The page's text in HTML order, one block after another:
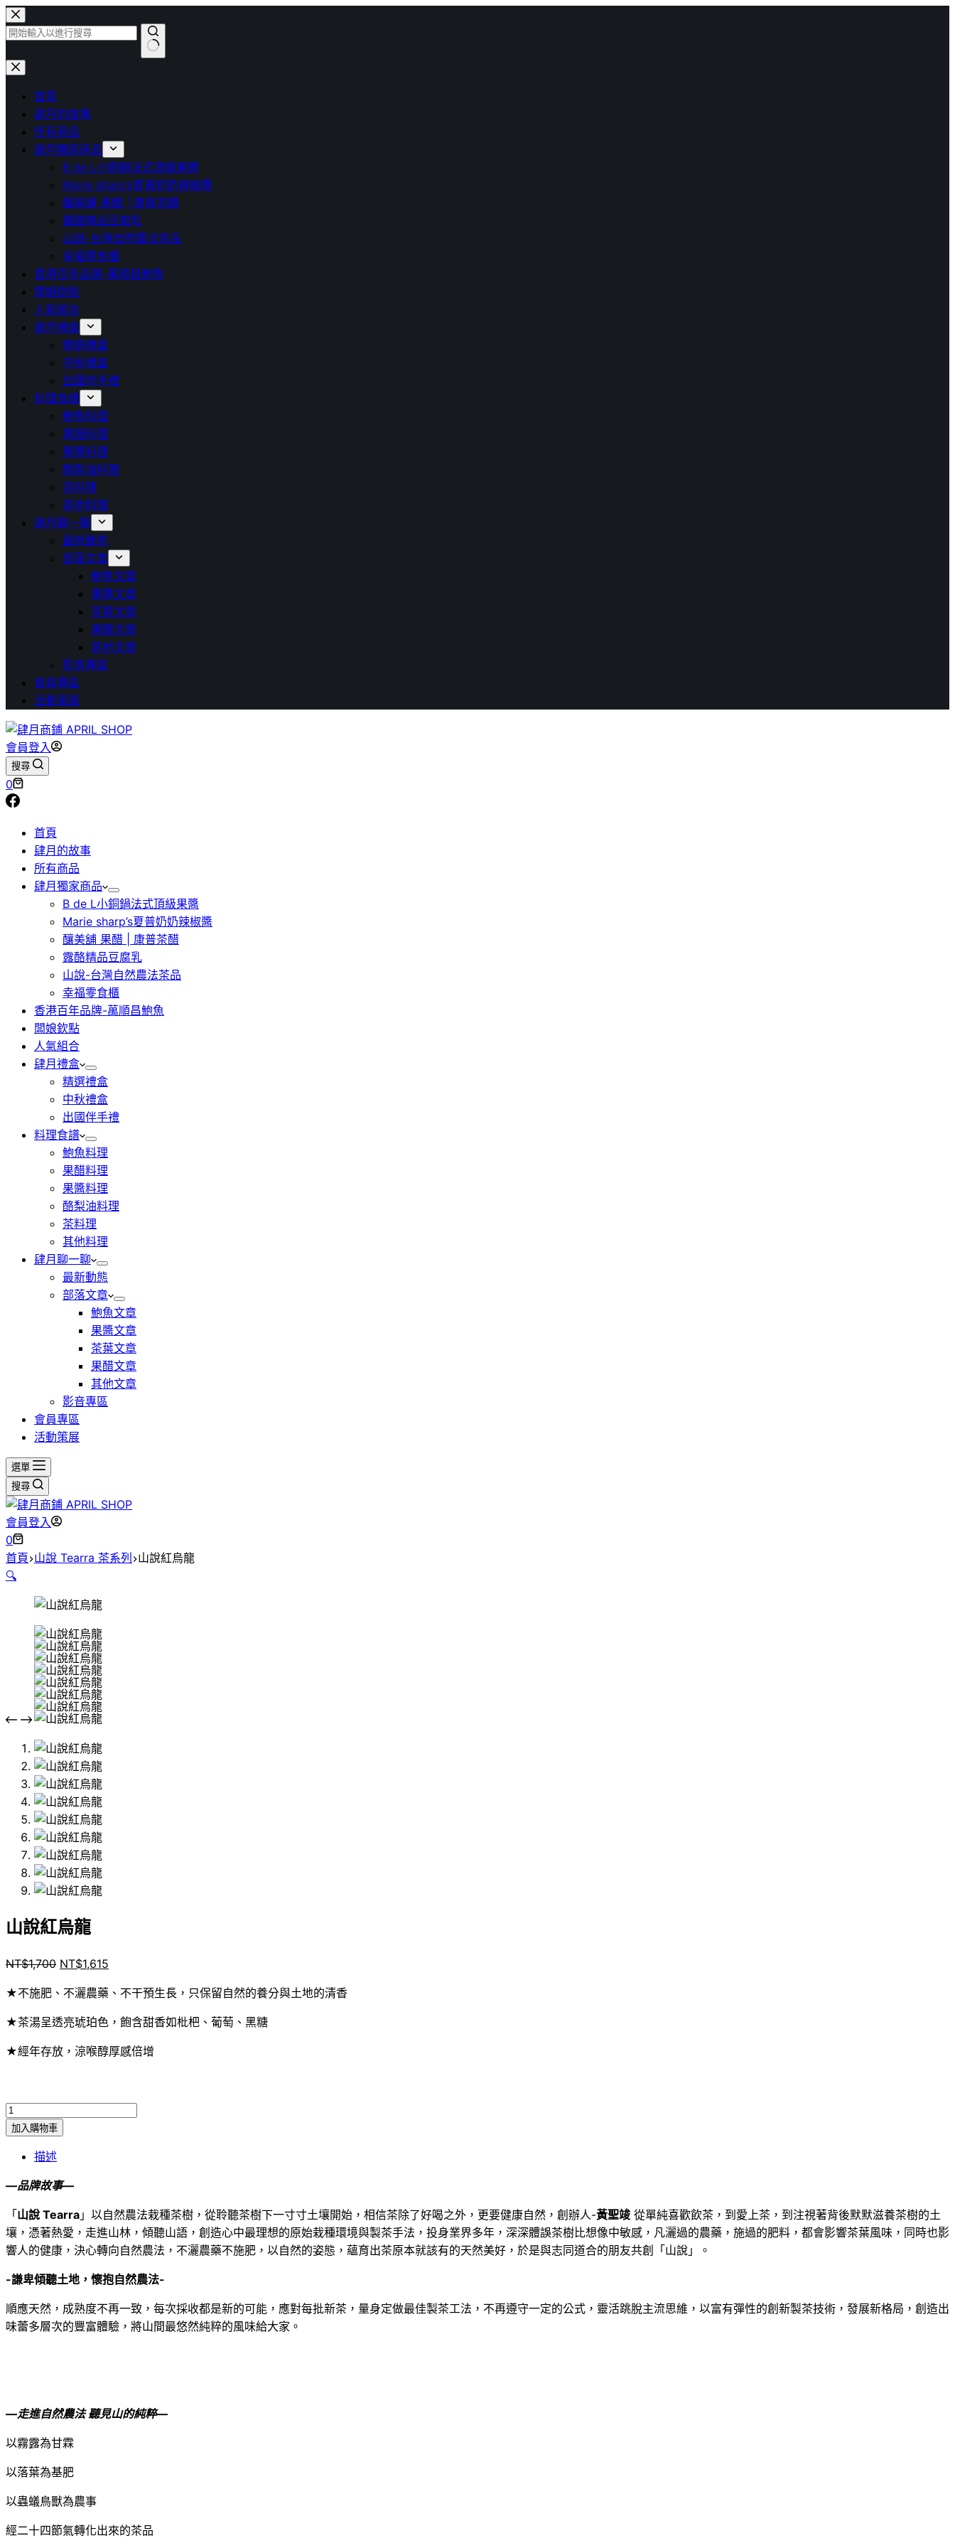
跳
至
要
找
首頁
肆月的故事
所有商品
肆月獨家商品
B de L小銅鍋法式頂級果醬
Marie sharp’s夏普奶奶辣椒醬
釀美舖 果醋 | 康普茶醋
露酪精品豆腐乳
山說-台灣自然農法茶品
幸福零食櫃
香港百年品牌-萬順昌鮑魚
闆娘欽點
人氣組合
肆月禮盒
精選禮盒
中秋禮盒
出國伴手禮
料理食譜
鮑魚料理
果醋料理
果醬料理
酪梨油料理
茶料理
其他料理
肆月聊一聊
最新動態
部落文章
鮑魚文章
果醬文章
茶葉文章
果醋文章
其他文章
影音專區
會員專區
活動策展
會員登入
搜尋
購
物
0
首頁
肆月的故事
所有商品
肆月獨家商品
B de L小銅鍋法式頂級果醬
Marie sharp’s夏普奶奶辣椒醬
釀美舖 果醋 | 康普茶醋
露酪精品豆腐乳
山說-台灣自然農法茶品
幸福零食櫃
香港百年品牌-萬順昌鮑魚
闆娘欽點
人氣組合
肆月禮盒
精選禮盒
中秋禮盒
出國伴手禮
料理食譜
鮑魚料理
果醋料理
果醬料理
酪梨油料理
茶料理
其他料理
肆月聊一聊
最新動態
部落文章
鮑魚文章
果醬文章
茶葉文章
果醋文章
其他文章
影音專區
會員專區
活動策展
選單
搜尋
會員登入
購
物
車
0
首頁 山說 Tearra 茶系列
山說紅烏龍
🔍
山說紅烏龍
NT$1,700 原
價
格：
NT$1,615
價
格：
★不施肥、不灑農藥、不干預生長，只保留自然的養分與土地的清香
★茶湯呈透亮琥珀色，飽含甜香如枇杷、葡萄、黑糖
★經年存放，涼喉醇厚感倍增
山
說
量
加入購物車
描述
—品牌故事—
「山說 Tearra 」以自然農法栽種茶樹，從聆聽茶樹下一寸寸土壤開始，相信茶除了好喝之外，更要健康自然，創辦人-黃聖竣 從單純喜歡飲茶，到愛上茶，到注視著背後默默滋養茶樹的土
壤，憑著熱愛，走進山林，傾聽山語，創造心中最理想的原始栽種環境與製茶手法，投身業界多年，深深體誤茶樹比想像中敏感，凡灑過的農藥，施過的肥料，都會影響茶葉風味，同時也影
響人的健康，決心轉向自然農法，不灑農藥不施肥，以自然的姿態，蘊育出茶原本就該有的天然美好，於是與志同道合的朋友共創「山說」。
-謙卑傾聽土地，懷抱自然農法-
順應天然，成熟度不再一致，每次採收都是新的可能，應對每批新茶，量身定做最佳製茶工法，不再遵守一定的公式，靈活跳脫主流思維，以富有彈性的創新製茶技術，發展新格局，創造出
味蕾多層次的豐富體驗，將山間最悠然純粹的風味給大家。
—走進自然農法 聽見山的純粹—
以霧露為甘霖
以落葉為基肥
以蟲蟻鳥獸為農事
經二十四節氣轉化出來的茶品